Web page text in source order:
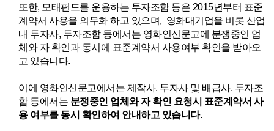
또한, 모태펀드를 운용하는 투자조합 등은 2015년부터 표준
계약서 사용을 의무화 하고 있으며, 영화대기업을 비롯 산업
내 투자사, 투자조합 등에서는 영화인신문고에 분쟁중인 업
체와 자 확인과 동시에 표준계약서 사용여부 확인을 받아오
고 있습니다.
이에 영화인신문고에서는 제작사, 투자사 및 배급사, 투자조
합 등에서는 분쟁중인 업체와 자 확인 요청시
표준계약서 사
용 여부를 동시 확인하여 안내하고 있습니다.